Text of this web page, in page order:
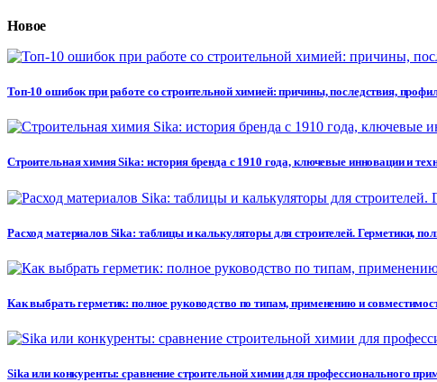
Новое
Топ-10 ошибок при работе со строительной химией: причины, последствия,
Строительная химия Sika: история бренда с 1910 года, ключевые инновации и
Расход материалов Sika: таблицы и калькуляторы для строителей. Герметики,
Как выбрать герметик: полное руководство по типам, применению и
Sika или конкуренты: сравнение строительной химии для профессионального